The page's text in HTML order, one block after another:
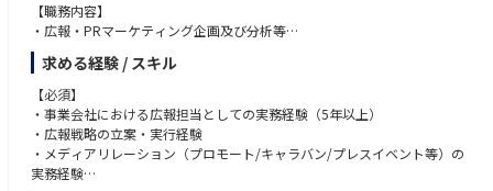
【職務内容】
・広報・PRマーケティング企画及び分析等
・広報戦略の立案/実行
・PRストーリーの構築
・メディアリレーション（プロモート/キャラバン/プレスイベント等）
・執筆活動（社内報/ブログ/プレスリリース等）
・SNS運用（投稿・インスタライブなど）
・課員の指導/教育 など
求める経験 / スキル
【必須】
・事業会社における広報担当としての実務経験（5年以上）
・広報戦略の立案・実行経験
・メディアリレーション（プロモート/キャラバン/プレスイベント等）の
実務経験